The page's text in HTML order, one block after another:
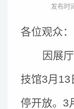
发布时
各位观众：
因展
技馆3月13
停开放。3